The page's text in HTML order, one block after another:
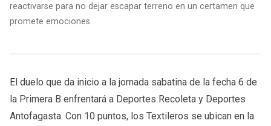
reactivarse para no dejar escapar terreno en un certamen que
promete emociones.
El duelo que da inicio a la jornada sabatina de la fecha 6 de
la Primera B enfrentará a Deportes Recoleta y Deportes
Antofagasta. Con 10 puntos, los Textileros se ubican en la